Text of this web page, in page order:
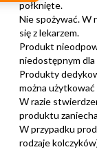
połknięte.
Nie spożywać. W
się z lekarzem.
Produkt
niedostępnym
Produkty
można
W razie
produktu
W przypadku
rodzaje